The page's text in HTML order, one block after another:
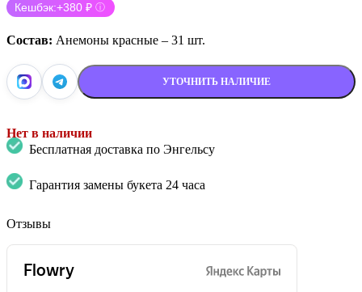
Кешбэк:+380 ₽ ⓘ
Состав: Анемоны красные – 31 шт.
УТОЧНИТЬ НАЛИЧИЕ
Нет в наличии
Бесплатная доставка по Энгельсу
Гарантия замены букета 24 часа
Отзывы